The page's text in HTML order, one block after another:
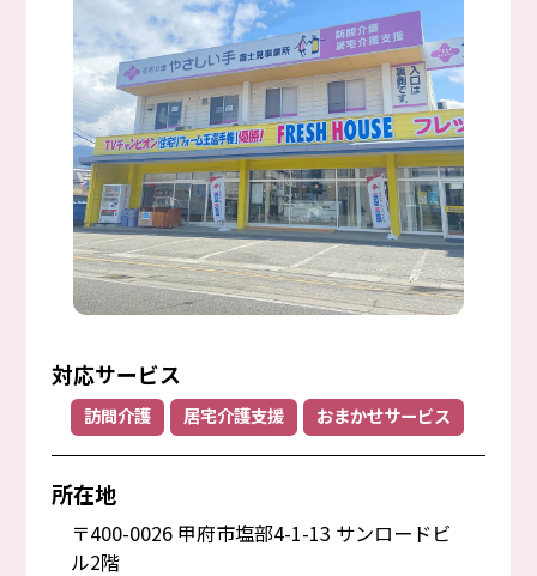
対応サービス
訪問介護 居宅介護支援 おまかせサービス
所在地
〒400-0026 甲府市塩部4-1-13 サンロードビ
ル2階